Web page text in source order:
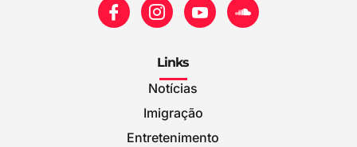
Links
Notícias
Imigração
Entretenimento